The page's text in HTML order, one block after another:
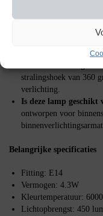
FAQ
stralingshoek van 360
verlichting.
Is deze lamp
ontworpen voor
Belangrijke specificaties
Fitting: E14
Vermogen: 4.3W
Kleurtemperatuur:
Lichtopbrengst: 450